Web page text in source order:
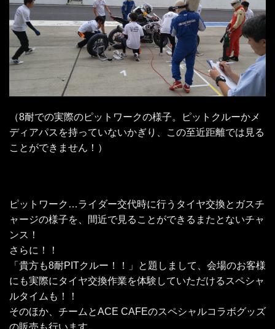
（8耐での実際のピットワークの様子。ピットクルーかメ
ディアパスを持っていないかぎり、この至近距離では見る
ことができません！）
ピットワーク…ライダー交代時に行うタイヤ交換とガスチ
ャージの様子を、間近で見ることができるまたとないチャ
ンス！
さらに！！
「貴方も8耐PITクルー！！」と題しまして、会場のお客様
にも実際にタイヤ交換作業を体験していただけるスペシャ
ルタイムも！！
そのほか、チームとACE CAFEのスペシャルコラボグッズ
の販売も行います。